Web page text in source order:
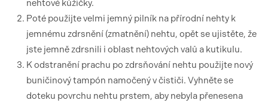
nehtové kůžičky.
Poté použijte velmi jemný pilník na přírodní nehty k
jemnému zdrsnění (zmatnění) nehtu, opět se ujistěte, že
jste jemně zdrsnili i oblast nehtových valů a kutikulu.
K odstranění prachu po zdrsňování nehtu použijte nový
buničinový tampón namočený v čističi. Vyhněte se
doteku povrchu nehtu prstem, aby nebyla přenesena